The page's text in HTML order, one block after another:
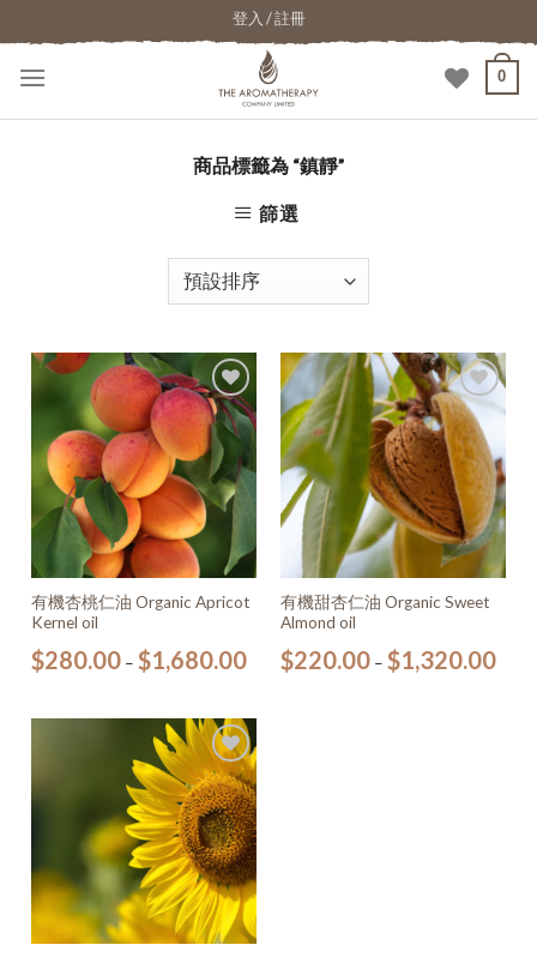
登入 / 註冊
0
商品標籤為 “鎮靜”
篩選
加入
願望
清單
有機杏桃仁油 Organic Apricot
Kernel oil
$280.00 – $1,680.00
加入
願望
清單
有機甜杏仁油 Organic Sweet
Almond oil
$220.00– $1,320.00
加入
願望
清單